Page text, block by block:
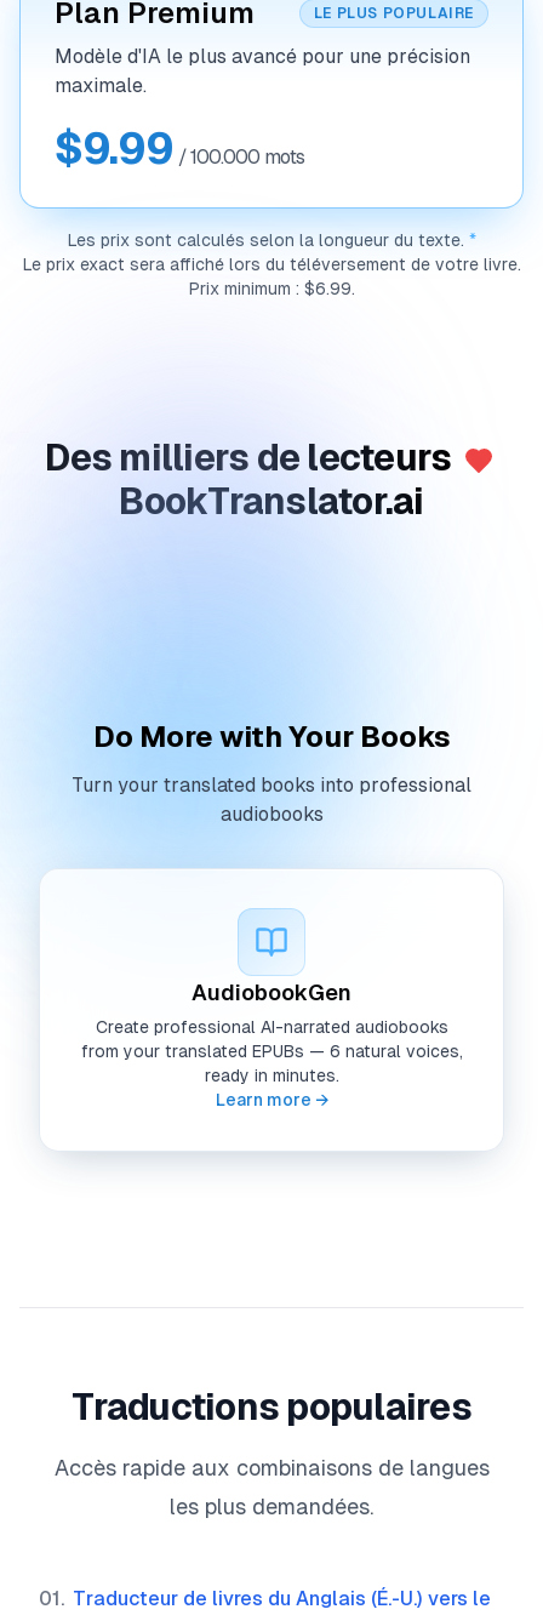
Plan Premium LE PLUS POPULAIRE
Modèle d'IA le plus avancé pour une précision
maximale.
$9.99 / 100.000 mots
Les prix sont calculés selon la longueur du texte. *
Le prix exact sera affiché lors du téléversement de votre livre.
Prix minimum : $6.99.
Des milliers de lecteurs
BookTranslator.ai
Do More with Your Books
Turn your translated books into professional
audiobooks
AudiobookGen
Create professional AI-narrated audiobooks
from your translated EPUBs — 6 natural voices,
ready in minutes.
Learn more →
Traductions populaires
Accès rapide aux combinaisons de langues
les plus demandées.
01. Traducteur de livres du Anglais (É.-U.) vers le